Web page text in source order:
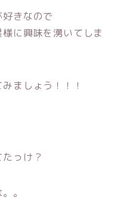
きなので
に興味を湧いてしま
ましょう！！！
っけ？
。